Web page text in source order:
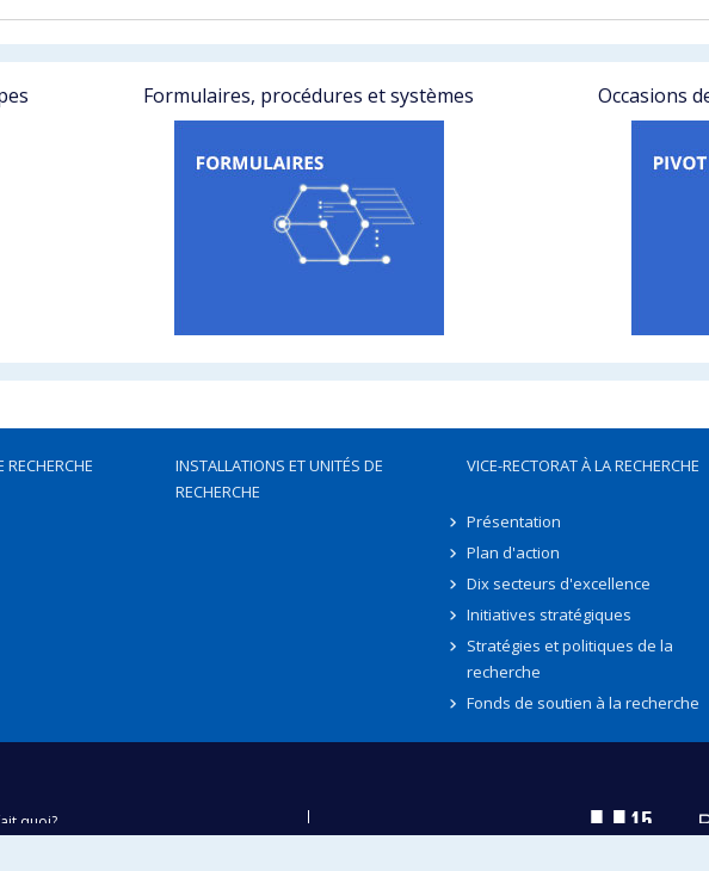
Formulaires, procédures et systèmes Occasions
INSTALLATIONS ET UNITÉS DE
RECHERCHE
VICE-RECTORAT À LA RECHERCHE
Présentation
Plan d'action
Dix secteurs d'excellence
Initiatives stratégiques
Stratégies et politiques de la
recherche
Fonds de soutien à la recherche
quoi?